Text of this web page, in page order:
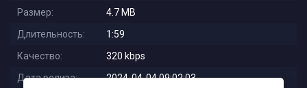
Размер:
4.7 MB
Длительность:
1:59
Качество:
320 kbps
Дата релиза:
2024-04-04 09:02:03